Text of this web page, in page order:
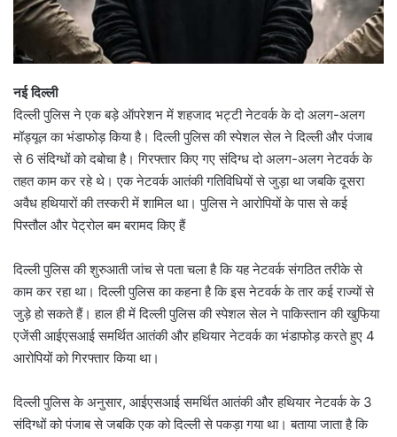
नई दिल्ली
दिल्ली पुलिस ने एक बड़े ऑपरेशन में शहजाद भट्टी नेटवर्क के दो अलग-अलग
मॉड्यूल का भंडाफोड़ किया है। दिल्ली पुलिस की स्पेशल सेल ने दिल्ली और पंजाब
से 6 संदिग्धों को दबोचा है। गिरफ्तार किए गए संदिग्ध दो अलग-अलग नेटवर्क के
तहत काम कर रहे थे। एक नेटवर्क आतंकी गतिविधियों से जुड़ा था जबकि दूसरा
अवैध हथियारों की तस्करी में शामिल था। पुलिस ने आरोपियों के पास से कई
पिस्तौल और पेट्रोल बम बरामद किए हैं
दिल्ली पुलिस की शुरुआती जांच से पता चला है कि यह नेटवर्क संगठित तरीके से
काम कर रहा था। दिल्ली पुलिस का कहना है कि इस नेटवर्क के तार कई राज्यों से
जुड़े हो सकते हैं। हाल ही में दिल्ली पुलिस की स्पेशल सेल ने पाकिस्तान की खुफिया
एजेंसी आईएसआई समर्थित आतंकी और हथियार नेटवर्क का भंडाफोड़ करते हुए 4
आरोपियों को गिरफ्तार किया था।
दिल्ली पुलिस के अनुसार, आईएसआई समर्थित आतंकी और हथियार नेटवर्क के 3
संदिग्धों को पंजाब से जबकि एक को दिल्ली से पकड़ा गया था। बताया जाता है कि